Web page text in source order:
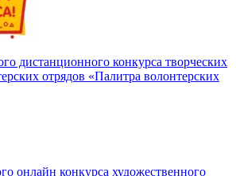
дистанционного конкурса творческих
отрядов «Палитра волонтерских
онлайн конкурса художественного